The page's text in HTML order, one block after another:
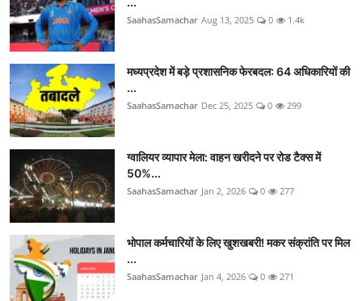
SaahasSamachar Aug 13, 2025 0 1.4k
मध्यप्रदेश में बड़े प्रशासनिक फेरबदल: 64 अधिकारियों की
...
SaahasSamachar Dec 25, 2025 0 299
ग्वालियर व्यापार मेला: वाहन खरीदने पर रोड टैक्स में
50%...
SaahasSamachar Jan 2, 2026 0 277
भोपाल कर्मचारियों के लिए खुशखबरी! मकर संक्रांति पर मिल
...
SaahasSamachar Jan 4, 2026 0 271